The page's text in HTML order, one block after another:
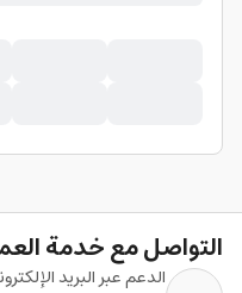
التواصل مع خدمة
الدعم عبر البريد